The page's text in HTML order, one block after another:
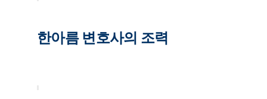
한아름 변호사의 조력